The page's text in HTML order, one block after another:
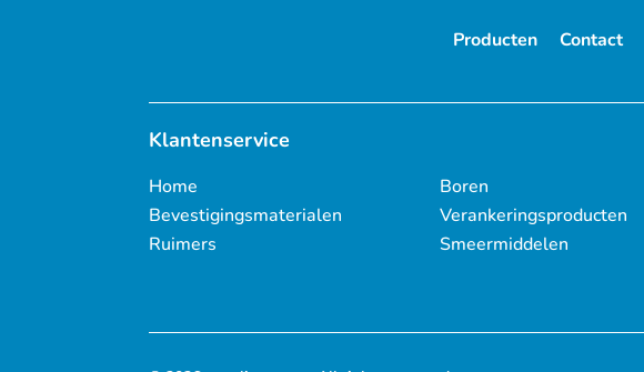
Producten Contact
Klantenservice
Home
Bevestigingsmaterialen
Ruimers
Boren
Verankeringsproducten
Smeermiddelen